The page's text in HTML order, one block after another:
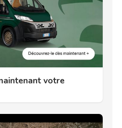
votre